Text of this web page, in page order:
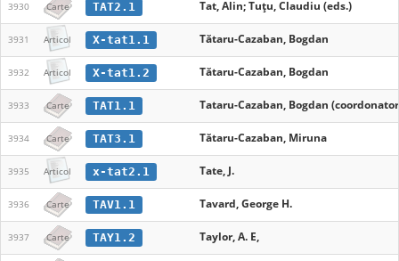
3930 Carte TAT2.1 Tat, Alin; Tuţu, Claudiu (eds.)
3931 Articol X-tat1.1 Tătaru-Cazaban, Bogdan
3932 Articol X-tat1.2 Tătaru-Cazaban, Bogdan
3933 Carte TAT1.1 Tataru-Cazaban, Bogdan
3934 Carte TAT3.1 Tătaru-Cazaban, Miruna
3935 Articol x-tat2.1 Tate, J.
3936 Carte TAV1.1 Tavard, George H.
3937 Carte TAY1.2 Taylor, A. E,